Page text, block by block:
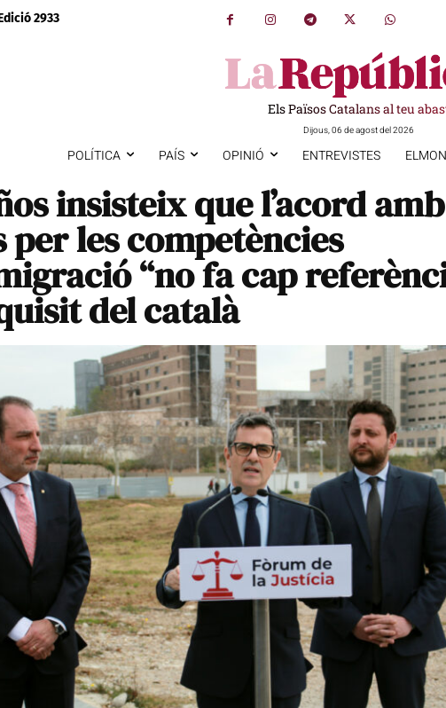
2933
Els Països Catalans al teu
Dijous, 06 de agost del 2026
POLÍTICA PAÍS OPINIÓ ENTREVISTES
insisteix que l’acord amb
per les competències
“no fa cap
del català